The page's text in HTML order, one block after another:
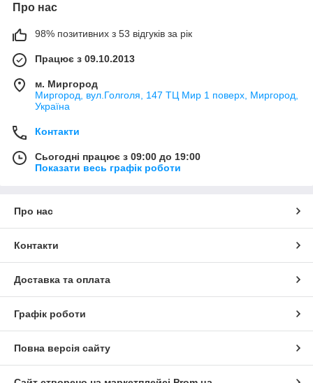
Про нас
98% позитивних з 53 відгуків за рік
Працює з 09.10.2013
м. Миргород
Миргород, вул.Голголя, 147 ТЦ Мир 1 поверх, Миргород,
Україна
Контакти
Сьогодні працює з 09:00 до 19:00
Показати весь графік роботи
Про нас
Контакти
Доставка та оплата
Графік роботи
Повна версія сайту